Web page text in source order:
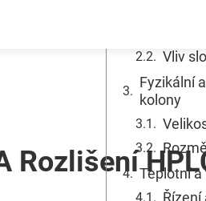
Rozlišení
Vliv
Fyzikální
kolony
Teplotní